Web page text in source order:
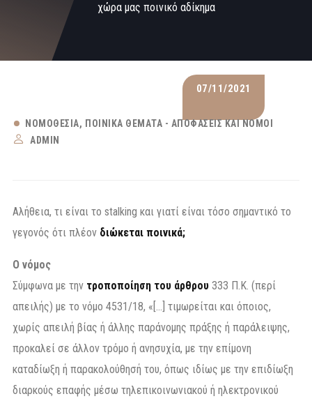
χώρα μας ποινικό αδίκημα
07/11/2021
ΝΟΜΟΘΕΣΊΑ
ΠΟΙΝΙΚΆ ΘΈΜΑΤΑ - ΑΠΟΦΆΣΕΙΣ ΚΑΙ ΝΌΜΟΙ
ADMIN
Αλήθεια, τι είναι το stalking και γιατί είναι τόσο σημαντικό το
γεγονός ότι πλέον διώκεται ποινικά;
O νόμος
Σύμφωνα με την τροποποίηση του άρθρου 333 Π.Κ. (περί
απειλής) με το νόμο 4531/18, «[…] τιμωρείται και όποιος,
χωρίς απειλή βίας ή άλλης παράνομης πράξης ή παράλειψης,
προκαλεί σε άλλον τρόμο ή ανησυχία, με την επίμονη
καταδίωξη ή παρακολούθησή του, όπως ιδίως με την επιδίωξη
διαρκούς επαφής μέσω τηλεπικοινωνιακού ή ηλεκτρονικού